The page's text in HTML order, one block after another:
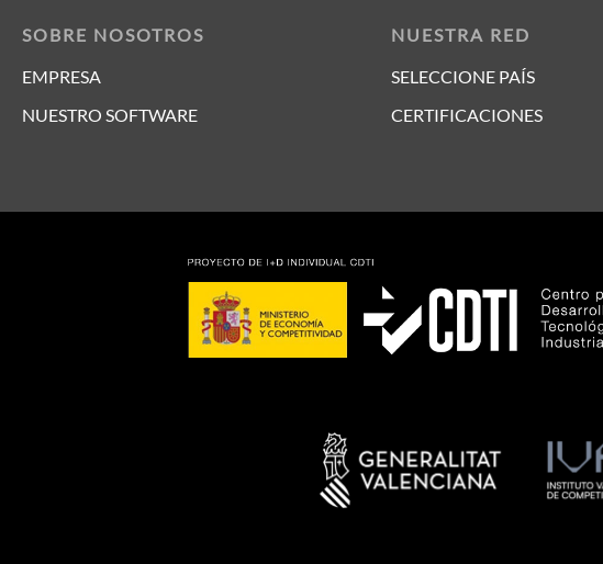
SOBRE NOSOTROS
EMPRESA
NUESTRO SOFTWARE
NUESTRA RED
SELECCIONE PAÍS
CERTIFICACIONES